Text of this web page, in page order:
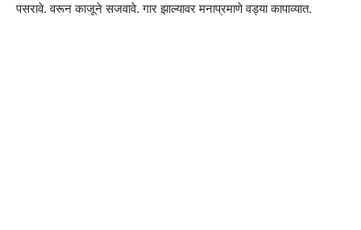
पसरावे. वरून काजूने सजवावे. गार झाल्यावर मनाप्रमाणे वड्या कापाव्यात.